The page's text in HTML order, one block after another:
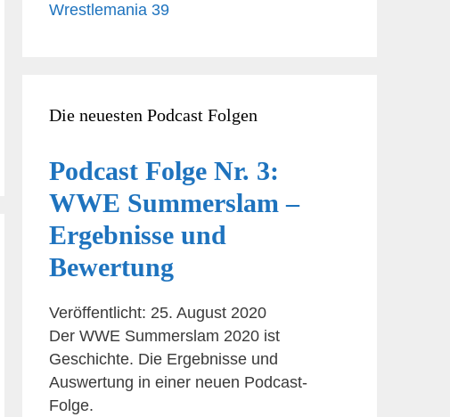
Wrestlemania 39
Die neuesten Podcast Folgen
Podcast Folge Nr. 3:
WWE Summerslam –
Ergebnisse und
Bewertung
Veröffentlicht: 25. August 2020
Der WWE Summerslam 2020 ist
Geschichte. Die Ergebnisse und
Auswertung in einer neuen Podcast-
Folge.